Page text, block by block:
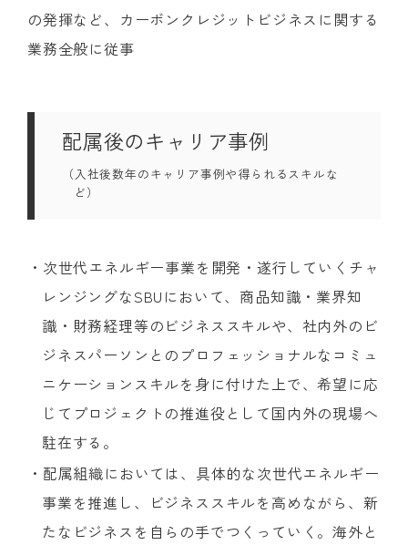
の発揮など、カーボンクレジットビジネスに関する
業務全般に従事
配属後のキャリア事例
（入社後数年のキャリア事例や得られるスキルな
ど）
・次世代エネルギー事業を開発・遂行していくチャ
レンジングなSBUにおいて、商品知識・業界知
識・財務経理等のビジネススキルや、社内外のビ
ジネスパーソンとのプロフェッショナルなコミュ
ニケーションスキルを身に付けた上で、希望に応
じてプロジェクトの推進役として国内外の現場へ
駐在する。
・配属組織においては、具体的な次世代エネルギー
事業を推進し、ビジネススキルを高めながら、新
たなビジネスを自らの手でつくっていく。海外と